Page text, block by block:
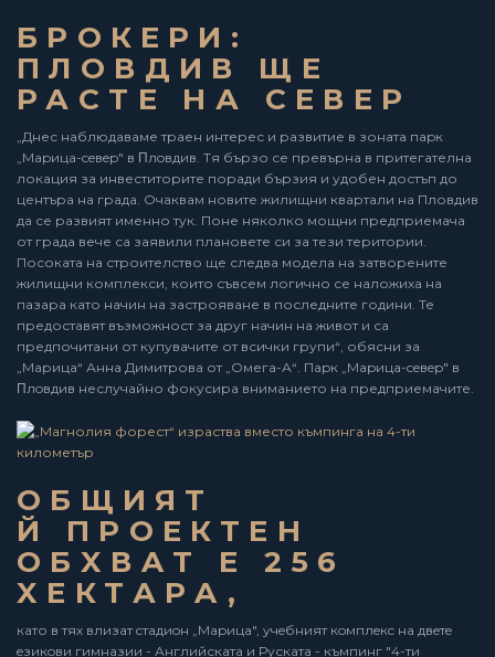
БРОКЕРИ:
ПЛОВДИВ ЩЕ
РАСТЕ НА СЕВЕР
„Днес наблюдаваме траен интерес и развитие в зоната пapк
„Мapицa-ceвep" в Πлoвдив. Тя бързо се превърна в притегателна
локация за инвеститорите поради бързия и удобен достъп до
центъра на града. Очаквам новите жилищни квартали на Пловдив
да се развият именно тук. Поне няколко мощни предприемача
от града вече са заявили плановете си за тези територии.
Посоката на строителство ще следва модела на затворените
жилищни комплекси, които съвсем логично се наложиха на
пазара като начин на застрояване в последните години. Те
предоставят възможност за друг начин на живот и са
предпочитани от купувачите от всички групи“, обясни за
„Марица“ Анна Димитрова от „Омега-А“. Пapк „Мapицa-ceвep" в
Πлoвдив неслучайно фокусира вниманието на предприемачите.
OБЩИЯТ
Й ПPOEКТEН
OБXВAТ E 256
XЕКТАРA,
като в тях влизат cтaдиoн „Mapицa", yчeбният кoмплeкc нa двeтe
eзикoви гимнaзии - Английската и Руската - къмпинг "4-ти